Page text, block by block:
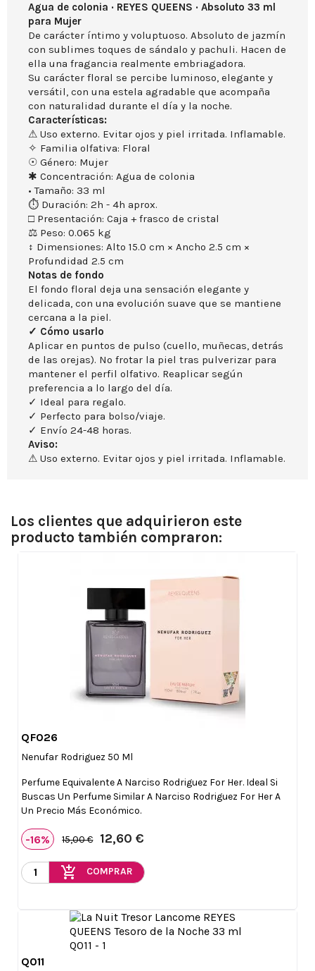
Agua de colonia · REYES QUEENS · Absoluto 33 ml
para Mujer
De carácter íntimo y voluptuoso. Absoluto de jazmín
con sublimes toques de sándalo y pachuli. Hacen de
ella una fragancia realmente embriagadora.
Su carácter floral se percibe luminoso, elegante y
versátil, con una estela agradable que acompaña
con naturalidad durante el día y la noche.
Características:
⚠ Uso externo. Evitar ojos y piel irritada. Inflamable.
✧ Familia olfativa: Floral
☉ Género: Mujer
✱ Concentración: Agua de colonia
• Tamaño: 33 ml
⏱ Duración: 2h - 4h aprox.
□ Presentación: Caja + frasco de cristal
⚖ Peso: 0.065 kg
↕ Dimensiones: Alto 15.0 cm × Ancho 2.5 cm ×
Profundidad 2.5 cm
Notas de fondo
El fondo floral deja una sensación elegante y
delicada, con una evolución suave que se mantiene
cercana a la piel.
✓ Cómo usarlo
Aplicar en puntos de pulso (cuello, muñecas, detrás
de las orejas). No frotar la piel tras pulverizar para
mantener el perfil olfativo. Reaplicar según
preferencia a lo largo del día.
✓ Ideal para regalo.
✓ Perfecto para bolso/viaje.
✓ Envío 24-48 horas.
Aviso:
⚠ Uso externo. Evitar ojos y piel irritada. Inflamable.
Los clientes que adquirieron este
producto también compraron:
QF026
Nenufar Rodriguez 50 Ml
Perfume Equivalente A Narciso Rodriguez For Her. Ideal Si
Buscas Un Perfume Similar A Narciso Rodriguez For Her A
Un Precio Más Económico.
-16% 15,00 € 12,60 €
add_shopping_cart COMPRAR
Q011